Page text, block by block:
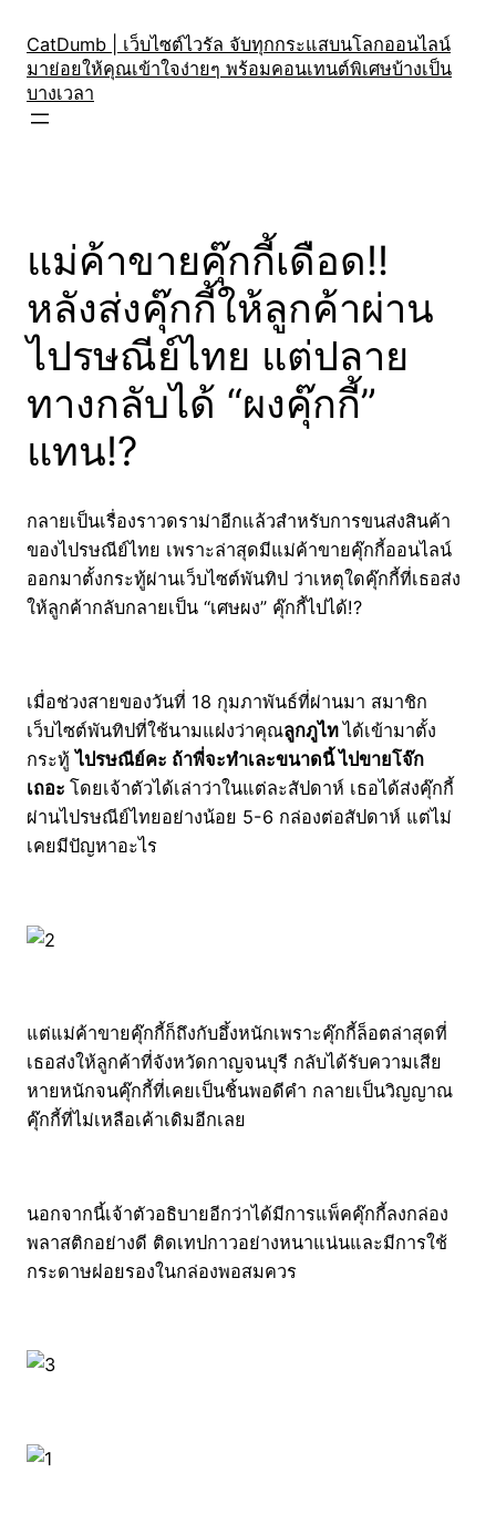
content
CatDumb | เว็บไซต์ไวรัล จับทุกกระแสบนโลกออนไลน์
มาย่อยให้คุณเข้าใจง่ายๆ พร้อมคอนเทนต์พิเศษบ้างเป็น
บางเวลา
แม่ค้าขายคุ๊กกี้เดือด!!
หลังส่งคุ๊กกี้ให้ลูกค้าผ่าน
ไปรษณีย์ไทย แต่ปลาย
ทางกลับได้ “ผงคุ๊กกี้”
แทน!?
กลายเป็นเรื่องราวดราม่าอีกแล้วสำหรับการขนส่งสินค้า
ของไปรษณีย์ไทย เพราะล่าสุดมีแม่ค้าขายคุ๊กกี้ออนไลน์
ออกมาตั้งกระทู้ผ่านเว็บไซต์พันทิป ว่าเหตุใดคุ๊กกี้ที่เธอส่ง
ให้ลูกค้ากลับกลายเป็น “เศษผง” คุ๊กกี้ไปได้!?
เมื่อช่วงสายของวันที่ 18 กุมภาพันธ์ที่ผ่านมา สมาชิก
เว็บไซต์พันทิปที่ใช้นามแฝงว่าคุณลูกภูไทได้เข้ามาตั้ง
กระทู้ไปรษณีย์คะ ถ้าพี่จะทำเละขนาดนี้ ไปขายโจ๊ก
เถอะ โดยเจ้าตัวได้เล่าว่าในแต่ละสัปดาห์ เธอได้ส่งคุ๊กกี้
ผ่านไปรษณีย์ไทยอย่างน้อย 5-6 กล่องต่อสัปดาห์ แต่ไม่
เคยมีปัญหาอะไร
แต่แม่ค้าขายคุ๊กกี้ก็ถึงกับอึ้งหนักเพราะคุ๊กกี้ล็อตล่าสุดที่
เธอส่งให้ลูกค้าที่จังหวัดกาญจนบุรี กลับได้รับความเสีย
หายหนักจนคุ๊กกี้ที่เคยเป็นชิ้นพอดีคำ กลายเป็นวิญญาณ
คุ๊กกี้ที่ไม่เหลือเค้าเดิมอีกเลย
นอกจากนี้เจ้าตัวอธิบายอีกว่าได้มีการแพ็คคุ๊กกี้ลงกล่อง
พลาสติกอย่างดี ติดเทปกาวอย่างหนาแน่นและมีการใช้
กระดาษฝอยรองในกล่องพอสมควร